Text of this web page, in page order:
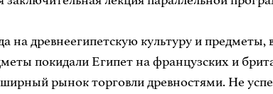
на древнеегипетскую культуру и
покидали Египет на французских и
рынок торговли древностями. Не